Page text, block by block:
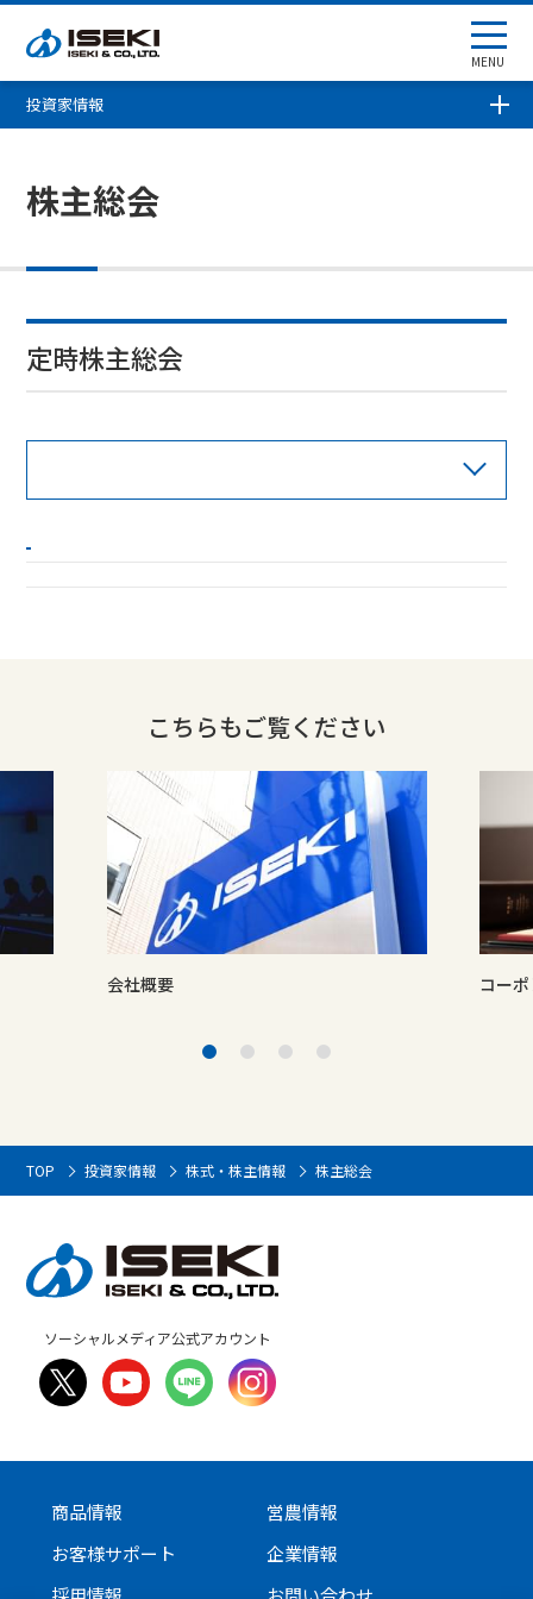
MENU
株主総会
投資家情報
定時株主総会
こちらもご覧ください
会社概要 コー
TOP 投資家情報 株式・株主情報 株主総会
ソーシャルメディア公式アカウント
商品情報
営農情報
お客様サポート
企業情報